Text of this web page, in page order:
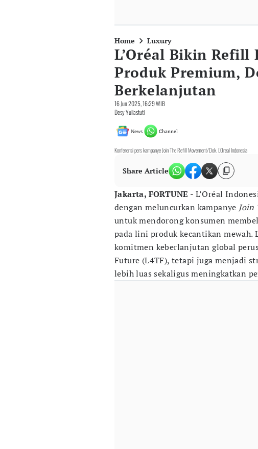
Home Luxury
L’Oréal Bikin
Produk Premium,
Berkelanjutan
16 Jun 2025, 16:29 WIB
Desy Yuliastuti
News Channel
Konferensi pers kampanye Join The Refill Movement/Dok. L'Oreal Indonesia
Share Article
Jakarta, FORTUNE - L’Oréal
dengan meluncurkan kampanye Join
untuk mendorong konsumen
pada lini produk kecantikan mewah.
komitmen keberlanjutan global
Future (L4TF), tetapi juga menjadi
lebih luas sekaligus meningkatkan